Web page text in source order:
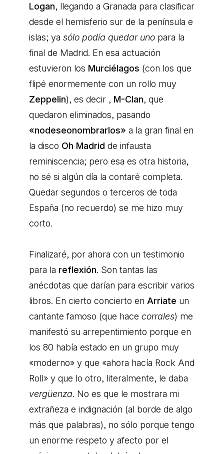
Logan, llegando a Granada para clasificar
desde el hemisferio sur de la península e
islas; ya sólo podía quedar uno para la
final de Madrid. En esa actuación
estuvieron los Murciélagos (con los que
flipé enormemente con un rollo muy
Zeppelin), es decir , M-Clan, que
quedaron eliminados, pasando
«nodeseonombrarlos» a la gran final en
la disco Oh Madrid de infausta
reminiscencia; pero esa es otra historia,
no sé si algún día la contaré completa.
Quedar segundos o terceros de toda
España (no recuerdo) se me hizo muy
corto.
Finalizaré, por ahora con un testimonio
para la reflexión. Son tantas las
anécdotas que darían para escribir varios
libros. En cierto concierto en Arriate un
cantante famoso (que hace corrales) me
manifestó su arrepentimiento porque en
los 80 había estado en un grupo muy
«moderno» y que «ahora hacía Rock And
Roll» y que lo otro, literalmente, le daba
vergüenza. No es que le mostrara mi
extrañeza e indignación (al borde de algo
más que palabras), no sólo porque tengo
un enorme respeto y afecto por el